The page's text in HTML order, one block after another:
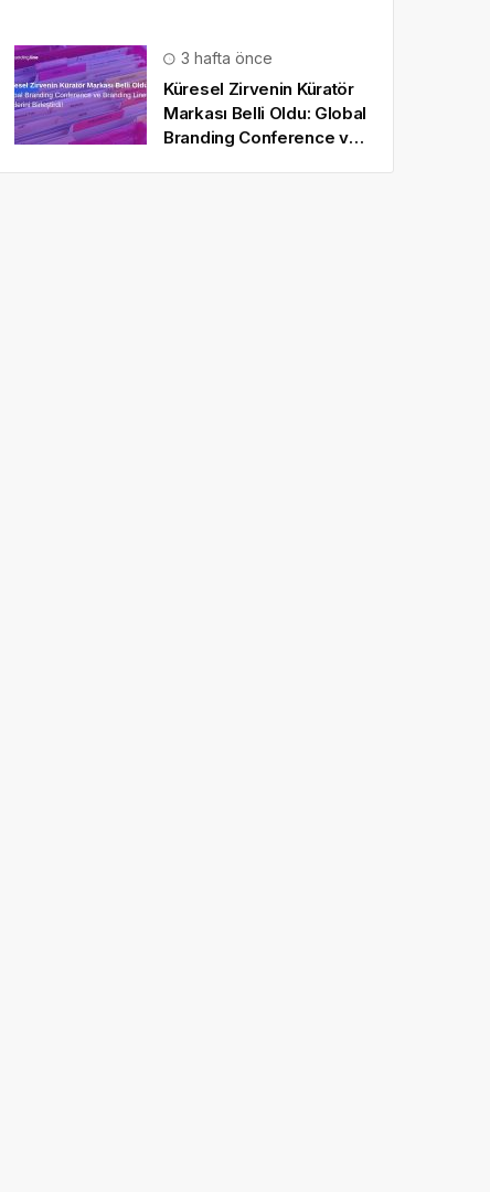
3 hafta önce
Küresel Zirvenin Küratör
Markası Belli Oldu: Global
Branding Conference ve